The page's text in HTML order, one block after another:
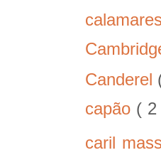
Canderel
capão ( 2
caril